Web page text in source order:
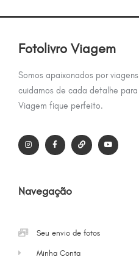
Fotolivro Viagem
Somos apaixonados por
cuidamos de cada detalhe
Viagem fique perfeito.
Navegação
Seu envio de fotos
Minha Conta